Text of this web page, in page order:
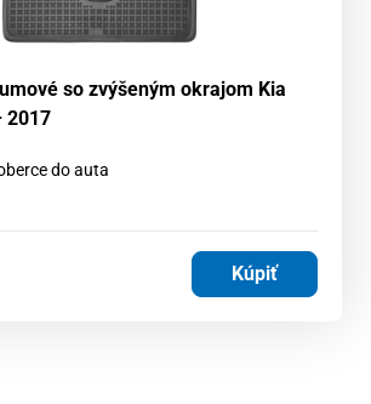
so zvýšeným okrajom Kia
2017
do auta
Kúpiť